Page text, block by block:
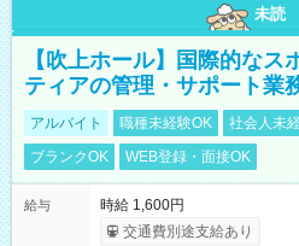
未読
【吹上ホール】国際的なス
ティアの管理・サポート業
アルバイト 職種未経験OK 社会人未
ブランクOK
WEB登録・面接OK
給与
時給 1,600円
交通費別途支給あり